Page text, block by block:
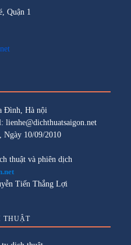
Quận 1
Đình, Hà nội
Ngày 10/09/2010
thuật và phiên dịch
Tiến Thắng Lợi
THUẬT